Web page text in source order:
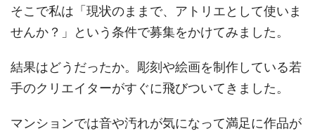
そこで私は「現状のままで、アトリエとして使いま
せんか？」という条件で募集をかけてみました。
結果はどうだったか。彫刻や絵画を制作している若
手のクリエイターがすぐに飛びついてきました。
マンションでは音や汚れが気になって満足に作品が